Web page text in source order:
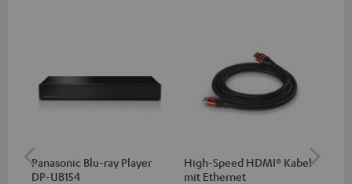
Panasonic Blu-ray Player
DP-UB154
High-Speed HDMI® Kabel
mit Ethernet